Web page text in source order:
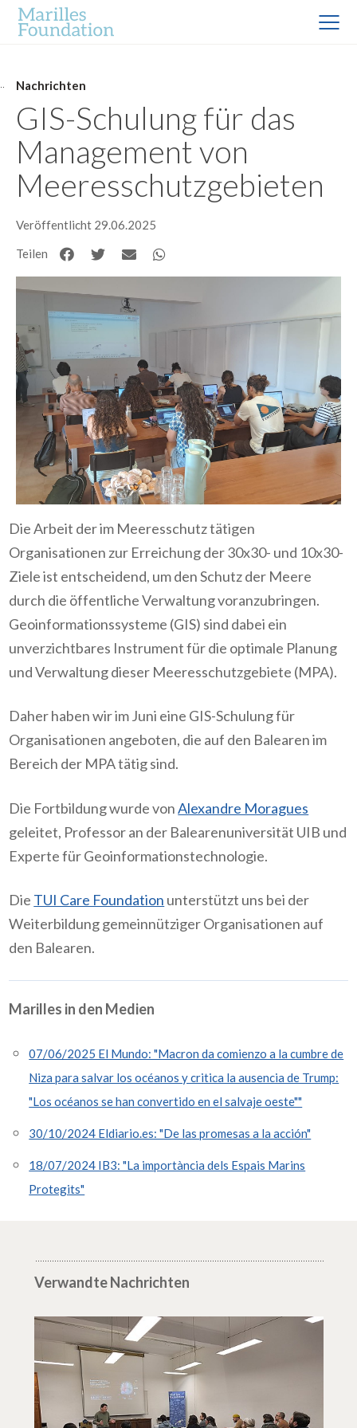
Nachrichten
GIS-Schulung für das
Management von
Meeresschutzgebieten
Veröffentlicht 29.06.2025
Teilen
Die Arbeit der im Meeresschutz tätigen
Organisationen zur Erreichung der 30x30- und 10x30-
Ziele ist entscheidend, um den Schutz der Meere
durch die öffentliche Verwaltung voranzubringen.
Geoinformationssysteme (GIS) sind dabei ein
unverzichtbares Instrument für die optimale Planung
und Verwaltung dieser Meeresschutzgebiete (MPA).
Daher haben wir im Juni eine GIS-Schulung für
Organisationen angeboten, die auf den Balearen im
Bereich der MPA tätig sind.
Die Fortbildung wurde vonAlexandre Moragues
geleitet, Professor an der Balearenuniversität UIB und
Experte für Geoinformationstechnologie.
Die TUI Care Foundation unterstützt uns bei der
Weiterbildung gemeinnütziger Organisationen auf
den Balearen.
Marilles in den Medien
07/06/2025 El Mundo: "Macron da comienzo a la cumbre de
Niza para salvar los océanos y critica la ausencia de Trump:
"Los océanos se han convertido en el salvaje oeste""
30/10/2024 Eldiario.es: "De las promesas a la acción"
18/07/2024 IB3: "La importància dels Espais Marins
Protegits"
Verwandte Nachrichten